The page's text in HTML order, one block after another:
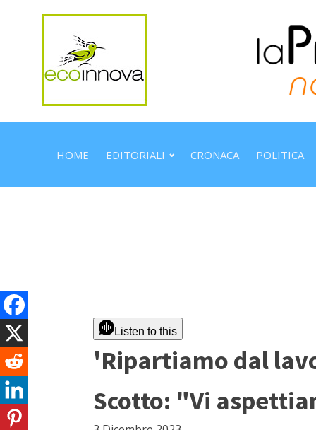
HOME EDITORIALI CRONACA POLITICA
Listen to this
'Ripartiamo dal
Scotto: "Vi